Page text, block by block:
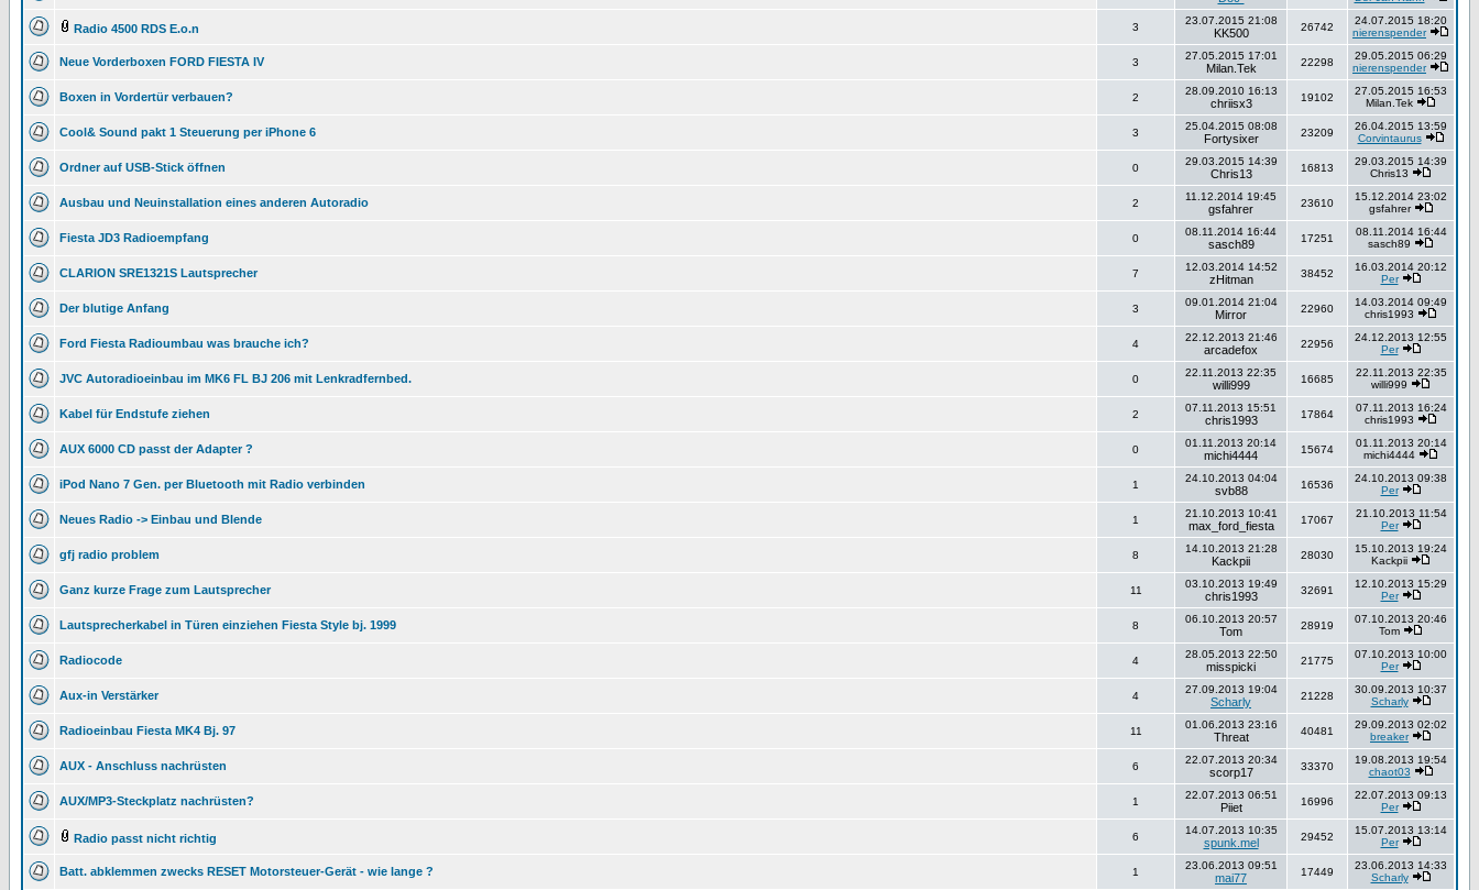
Radio 4500 RDS E.o.n 3
23.07.2015 21:08
KK500 26742
24.07.2015 18:20
nierenspender
Neue Vorderboxen FORD FIESTA IV 3
27.05.2015 17:01
Milan.Tek 22298
29.05.2015 06:29
nierenspender
Boxen in Vordertür verbauen? 2
28.09.2010 16:13
chriisx3 19102
27.05.2015 16:53
Milan.Tek
Cool& Sound pakt 1 Steuerung per iPhone 6 3
25.04.2015 08:08
Fortysixer 23209
26.04.2015 13:59
Corvintaurus
Ordner auf USB-Stick öffnen 0
29.03.2015 14:39
Chris13 16813
29.03.2015 14:39
Chris13
Ausbau und Neuinstallation eines anderen Autoradio 2
11.12.2014 19:45
gsfahrer 23610
15.12.2014 23:02
gsfahrer
Fiesta JD3 Radioempfang 0
08.11.2014 16:44
sasch89 17251
08.11.2014 16:44
sasch89
CLARION SRE1321S Lautsprecher 7
12.03.2014 14:52
zHitman 38452
16.03.2014 20:12
Per
Der blutige Anfang 3
09.01.2014 21:04
Mirror 22960
14.03.2014 09:49
chris1993
Ford Fiesta Radioumbau was brauche ich? 4
22.12.2013 21:46
arcadefox 22956
24.12.2013 12:55
Per
JVC Autoradioeinbau im MK6 FL BJ 206 mit Lenkradfernbed. 0
22.11.2013 22:35
willi999 16685
22.11.2013 22:35
willi999
Kabel für Endstufe ziehen 2
07.11.2013 15:51
chris1993 17864
07.11.2013 16:24
chris1993
AUX 6000 CD passt der Adapter ? 0
01.11.2013 20:14
michi4444 15674
01.11.2013 20:14
michi4444
iPod Nano 7 Gen. per Bluetooth mit Radio verbinden 1
24.10.2013 04:04
svb88 16536
24.10.2013 09:38
Per
Neues Radio -> Einbau und Blende 1
21.10.2013 10:41
max_ford_fiesta 17067
21.10.2013 11:54
Per
gfj radio problem 8
14.10.2013 21:28
Kackpii 28030
15.10.2013 19:24
Kackpii
Ganz kurze Frage zum Lautsprecher 11
03.10.2013 19:49
chris1993 32691
12.10.2013 15:29
Per
Lautsprecherkabel in Türen einziehen Fiesta Style bj. 1999 8
06.10.2013 20:57
Tom 28919
07.10.2013 20:46
Tom
Radiocode 4
28.05.2013 22:50
misspicki 21775
07.10.2013 10:00
Per
Aux-in Verstärker 4
27.09.2013 19:04
Scharly 21228
30.09.2013 10:37
Scharly
Radioeinbau Fiesta MK4 Bj. 97 11
01.06.2013 23:16
Threat 40481
29.09.2013 02:02
breaker
AUX - Anschluss nachrüsten 6
22.07.2013 20:34
scorp17 33370
19.08.2013 19:54
chaot03
AUX/MP3-Steckplatz nachrüsten? 1
22.07.2013 06:51
Piiet 16996
22.07.2013 09:13
Per
Radio passt nicht richtig 6
14.07.2013 10:35
spunk.mel 29452
15.07.2013 13:14
Per
Batt. abklemmen zwecks RESET Motorsteuer-Gerät - wie lange ? 1
23.06.2013 09:51
mai77 17449
23.06.2013 14:33
Scharly